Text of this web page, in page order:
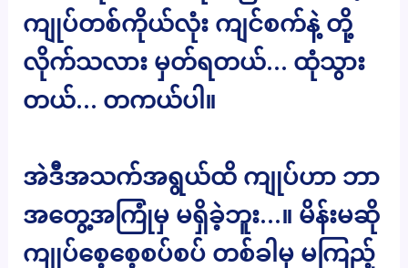
ကျုပ်တစ်ကိုယ်လုံး ကျင်စက်နဲ့ တို့
လိုက်သလား မှတ်ရတယ်… ထုံသွား
တယ်… တကယ်ပါ။
အဲဒီအသက်အရွယ်ထိ ကျုပ်ဟာ ဘာ
အတွေ့အကြုံမှ မရှိခဲ့ဘူး…။ မိန်းမဆို
ကျုပ်စေ့စေ့စပ်စပ် တစ်ခါမှ မကြည့်